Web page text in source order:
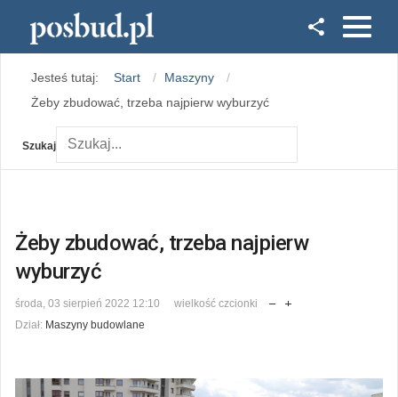
Instagram
Jesteś tutaj: Start
Maszyny
Żeby zbudować, trzeba najpierw wyburzyć
Szukaj
Żeby zbudować, trzeba najpierw
wyburzyć
środa, 03 sierpień 2022 12:10
wielkość czcionki
Dział: Maszyny budowlane